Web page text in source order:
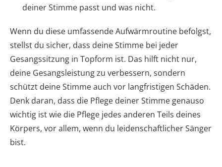
deiner Stimme passt und was nicht.
Wenn du diese umfassende Aufwärmroutine befolgst,
stellst du sicher, dass deine Stimme bei jeder
Gesangssitzung in Topform ist. Das hilft nicht nur,
deine Gesangsleistung zu verbessern, sondern
schützt deine Stimme auch vor langfristigen Schäden.
Denk daran, dass die Pflege deiner Stimme genauso
wichtig ist wie die Pflege jedes anderen Teils deines
Körpers, vor allem, wenn du leidenschaftlicher Sänger
bist.